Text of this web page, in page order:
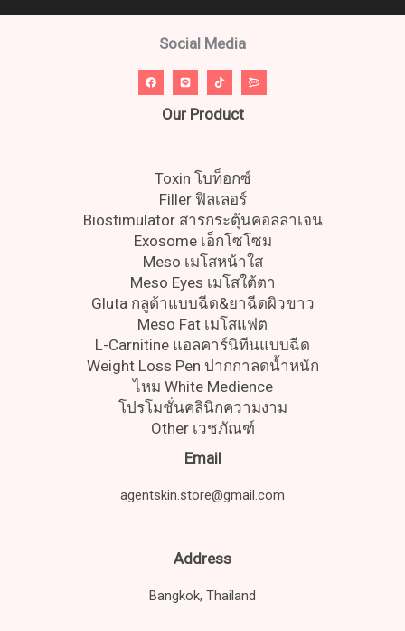
Social Media
Our Product
Toxin โบท็อกซ์
Filler ฟิลเลอร์
Biostimulator สารกระตุ้นคอลลาเจน
Exosome เอ็กโซโซม
Meso เมโสหน้าใส
Meso Eyes เมโสใต้ตา
Gluta กลูต้าแบบฉีด&ยาฉีดผิวขาว
Meso Fat เมโสแฟต
L-Carnitine แอลคาร์นิทีนแบบฉีด
Weight Loss Pen ปากกาลดน้ำหนัก
ไหม White Medience
โปรโมชั่นคลินิกความงาม
Other เวชภัณฑ์
Email
agentskin.store@gmail.com
Address
Bangkok, Thailand